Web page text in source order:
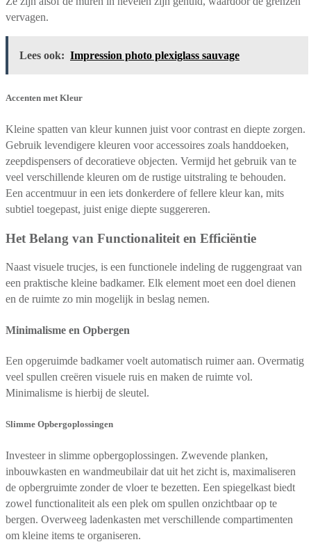
vervagen.
Lees ook: Impression photo plexiglass sauvage
Accenten met Kleur
Kleine spatten van kleur kunnen juist voor contrast en diepte zorgen.
Gebruik levendigere kleuren voor accessoires zoals handdoeken,
zeepdispensers of decoratieve objecten. Vermijd het gebruik van te
veel verschillende kleuren om de rustige uitstraling te behouden.
Een accentmuur in een iets donkerdere of fellere kleur kan, mits
subtiel toegepast, juist enige diepte suggereren.
Het Belang van Functionaliteit en Efficiëntie
Naast visuele trucjes, is een functionele indeling de ruggengraat van
een praktische kleine badkamer. Elk element moet een doel dienen
en de ruimte zo min mogelijk in beslag nemen.
Minimalisme en Opbergen
Een opgeruimde badkamer voelt automatisch ruimer aan. Overmatig
veel spullen creëren visuele ruis en maken de ruimte vol.
Minimalisme is hierbij de sleutel.
Slimme Opbergoplossingen
Investeer in slimme opbergoplossingen. Zwevende planken,
inbouwkasten en wandmeubilair dat uit het zicht is, maximaliseren
de opbergruimte zonder de vloer te bezetten. Een spiegelkast biedt
zowel functionaliteit als een plek om spullen onzichtbaar op te
bergen. Overweeg ladenkasten met verschillende compartimenten
om kleine items te organiseren.